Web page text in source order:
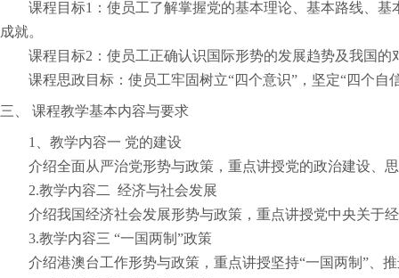
课程目标1 ：使员工了解掌握党的基本理论、基本路线、
成就。
课程目标2 ：使员工正确认识国际形势的发展趋势及我国
课程思政目标：使员工牢固树立“四个意识”，坚定“四个
三、 课程教学基本内容与要求
1
、教学内容一 党的建设
介绍全面从严治党形势与政策，重点讲授党的政治建设、
2.教学内容二 经济与社会发展
介绍我国经济社会发展形势与政策，重点讲授党中央关于
3.教学内容三 “一国两制”政策
介绍港澳台工作形势与政策，重点讲授坚持“一国两制”、